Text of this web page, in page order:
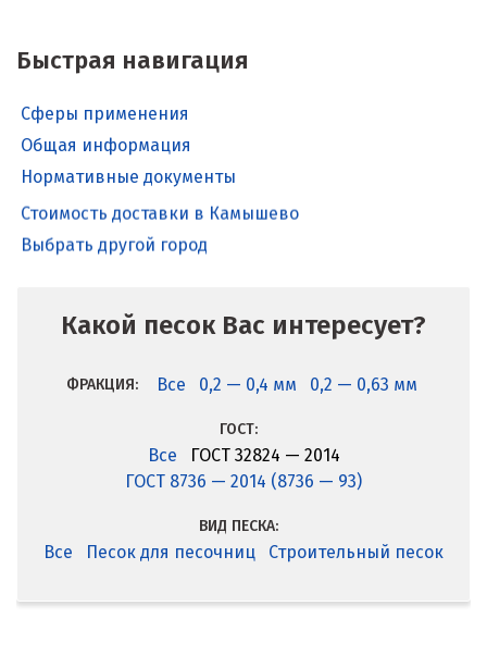
Быстрая навигация
Сферы применения
Общая информация
Нормативные документы
Стоимость доставки в Камышево
Выбрать другой город
Какой песок Вас интересует?
ФРАКЦИЯ: Все 0,2 — 0,4 мм 0,2 — 0,63 мм
ГОСТ:
Все
ГОСТ 32824 — 2014
ГОСТ 8736 — 2014 (8736 — 93)
ВИД ПЕСКА:
Все Песок для песочниц Строительный песок